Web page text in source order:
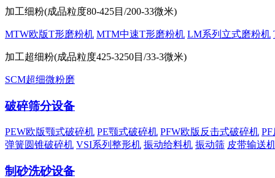
加工细粉(成品粒度80-425目/200-33微米)
MTW欧版T形磨粉机 MTM中速T形磨粉机 LM系列立式磨粉机
加工超细粉(成品粒度425-3250目/33-3微米)
SCM超细微粉磨
破碎筛分设备
PEW欧版颚式破碎机 PE颚式破碎机 PFW欧版反击式破碎机
弹簧圆锥破碎机 VSI系列整形机 振动给料机 振动筛 皮带输送
制砂洗砂设备